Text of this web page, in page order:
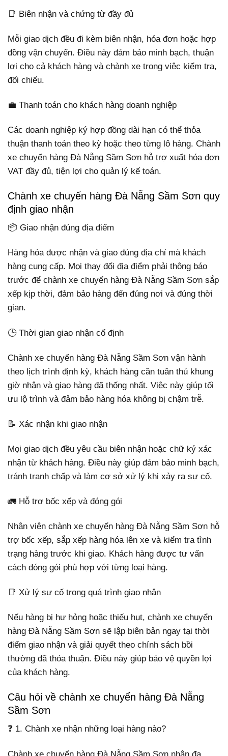
📑 Biên nhận và chứng từ đầy đủ
Mỗi giao dịch đều đi kèm biên nhận, hóa đơn hoặc hợp
đồng vận chuyển. Điều này đảm bảo minh bạch, thuận
lợi cho cả khách hàng và chành xe trong việc kiểm tra,
đối chiếu.
💼 Thanh toán cho khách hàng doanh nghiệp
Các doanh nghiệp ký hợp đồng dài hạn có thể thỏa
thuận thanh toán theo kỳ hoặc theo từng lô hàng. Chành
xe chuyển hàng Đà Nẵng Sầm Sơn hỗ trợ xuất hóa đơn
VAT đầy đủ, tiện lợi cho quản lý kế toán.
Chành xe chuyển hàng Đà Nẵng Sầm Sơn quy
định giao nhận
📦 Giao nhận đúng địa điểm
Hàng hóa được nhận và giao đúng địa chỉ mà khách
hàng cung cấp. Mọi thay đổi địa điểm phải thông báo
trước để chành xe chuyển hàng Đà Nẵng Sầm Sơn sắp
xếp kịp thời, đảm bảo hàng đến đúng nơi và đúng thời
gian.
🕒 Thời gian giao nhận cố định
Chành xe chuyển hàng Đà Nẵng Sầm Sơn vận hành
theo lịch trình định kỳ, khách hàng cần tuân thủ khung
giờ nhận và giao hàng đã thống nhất. Việc này giúp tối
ưu lộ trình và đảm bảo hàng hóa không bị chậm trễ.
📝 Xác nhận khi giao nhận
Mọi giao dịch đều yêu cầu biên nhận hoặc chữ ký xác
nhận từ khách hàng. Điều này giúp đảm bảo minh bạch,
tránh tranh chấp và làm cơ sở xử lý khi xảy ra sự cố.
🚛 Hỗ trợ bốc xếp và đóng gói
Nhân viên chành xe chuyển hàng Đà Nẵng Sầm Sơn hỗ
trợ bốc xếp, sắp xếp hàng hóa lên xe và kiểm tra tình
trạng hàng trước khi giao. Khách hàng được tư vấn
cách đóng gói phù hợp với từng loại hàng.
📑 Xử lý sự cố trong quá trình giao nhận
Nếu hàng bị hư hỏng hoặc thiếu hụt, chành xe chuyển
hàng Đà Nẵng Sầm Sơn sẽ lập biên bản ngay tại thời
điểm giao nhận và giải quyết theo chính sách bồi
thường đã thỏa thuận. Điều này giúp bảo vệ quyền lợi
của khách hàng.
Câu hỏi về chành xe chuyển hàng Đà Nẵng
Sầm Sơn
❓ 1. Chành xe nhận những loại hàng nào?
Chành xe chuyển hàng Đà Nẵng Sầm Sơn nhận đa